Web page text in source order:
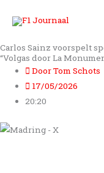
naar
inhoud
Carlos Sainz voorspelt
“Volgas door La
DoorTom Schots
17/05/2026
20:20